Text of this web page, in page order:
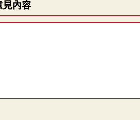
見內容